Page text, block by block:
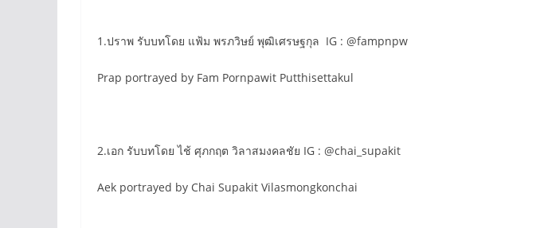
1.ปราพ รับบทโดย แฟ้ม พรภวิษย์ พุฒิเศรษฐกุล IG : @fampnpw
Prap portrayed by Fam Pornpawit Putthisettakul
2.เอก รับบทโดย ไช้ ศุภกฤต วิลาสมงคลชัย IG : @chai_supakit
Aek portrayed by Chai Supakit Vilasmongkonchai